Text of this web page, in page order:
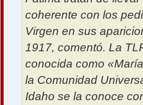
coherente con los
Virgen en sus
1917, comentó. La
conocida como
la Comunidad
Idaho se la conoce